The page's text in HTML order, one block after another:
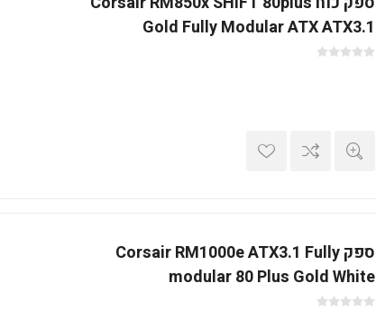
Gold Fully Modular ATX ATX3.1
ספק Corsair RM1000e ATX3.1 Fully
modular 80 Plus Gold White